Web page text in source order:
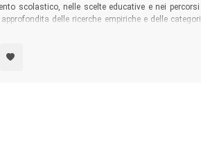
scolastico, nelle scelte educative e nei
delle ricerche empiriche e delle
dell’educazione possono padroneggiare il
educative e scelte scolastiche